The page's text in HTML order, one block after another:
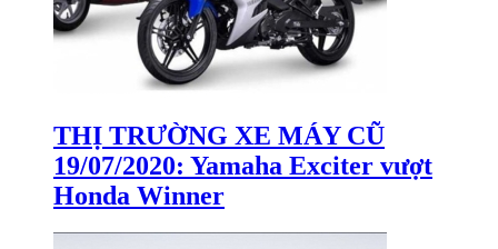
THỊ TRƯỜNG XE MÁY CŨ
19/07/2020: Yamaha Exciter vượt
Honda Winner